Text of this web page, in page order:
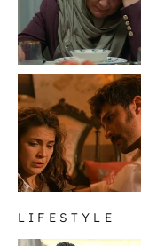
LIFESTYLE